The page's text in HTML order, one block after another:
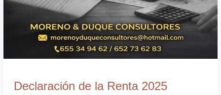
Declaración de la Renta 2025